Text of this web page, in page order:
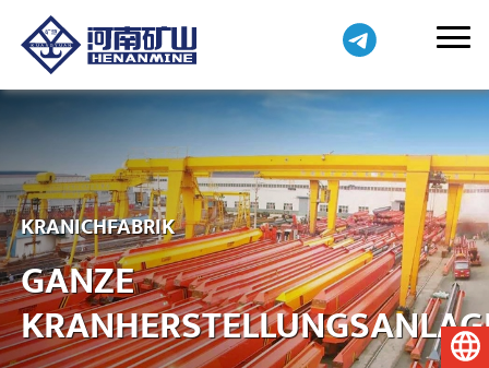
KRANICHFABRIK
GANZE
Deutsch